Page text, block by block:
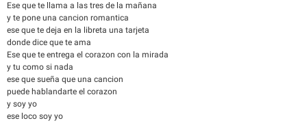
Ese que te llama a las tres de la mañana
y te pone una cancion romantica
ese que te deja en la libreta una tarjeta
donde dice que te ama
Ese que te entrega el corazon con la mirada
y tu como si nada
ese que sueña que una cancion
puede hablandarte el corazon
y soy yo
ese loco soy yo